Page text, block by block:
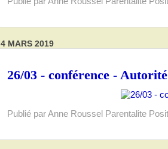
4 MARS 2019
26/03 - conférence -
Publié par Anne Roussel Parentalite